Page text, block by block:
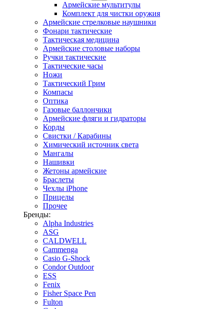
Армейские мультитулы
Комплект для чистки оружия
Армейские стрелковые наушники
Фонари тактические
Тактическая медицина
Армейские столовые наборы
Ручки тактические
Тактические часы
Ножи
Тактический Грим
Компасы
Оптика
Газовые баллончики
Армейские фляги и гидраторы
Корды
Свистки / Карабины
Химический источник света
Мангалы
Нашивки
Жетоны армейские
Браслеты
Чехлы iPhone
Прицелы
Прочее
Бренды:
Alpha Industries
ASG
CALDWELL
Cammenga
Casio G-Shock
Condor Outdoor
ESS
Fenix
Fisher Space Pen
Fulton